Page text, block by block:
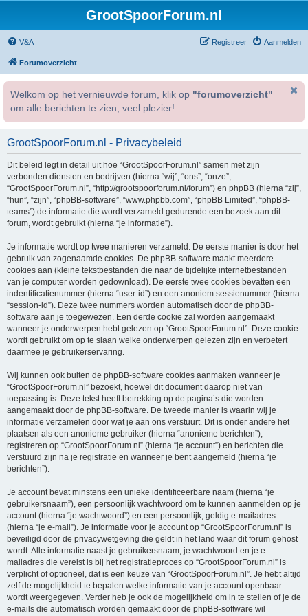
GrootSpoorForum.nl
V&A Aanmelden
Registreer
Forumoverzicht
Welkom op het vernieuwde forum, klik op "forumoverzicht"
om alle berichten te zien, veel plezier!
GrootSpoorForum.nl - Privacybeleid
Dit beleid legt in detail uit hoe “GrootSpoorForum.nl” samen met zijn
verbonden diensten en bedrijven (hierna “wij”, “ons”, “onze”,
“GrootSpoorForum.nl”, “http://grootspoorforum.nl/forum”) en phpBB (hierna “zij”,
“hun”, “zijn”, “phpBB-software”, “www.phpbb.com”, “phpBB Limited”, “phpBB-
teams”) de informatie die wordt verzameld gedurende een bezoek aan dit
forum, wordt gebruikt (hierna “je informatie”).
Je informatie wordt op twee manieren verzameld. De eerste manier is door het
gebruik van zogenaamde cookies. De phpBB-software maakt meerdere
cookies aan (kleine tekstbestanden die naar de tijdelijke internetbestanden
van je computer worden gedownload). De eerste twee cookies bevatten een
indentificatienummer (hierna “user-id”) en een anoniem sessienummer (hierna
“session-id”). Deze twee nummers worden automatisch door de phpBB-
software aan je toegewezen. Een derde cookie zal worden aangemaakt
wanneer je onderwerpen hebt gelezen op “GrootSpoorForum.nl”. Deze cookie
wordt gebruikt om op te slaan welke onderwerpen gelezen zijn en verbetert
daarmee je gebruikerservaring.
Wij kunnen ook buiten de phpBB-software cookies aanmaken wanneer je
“GrootSpoorForum.nl” bezoekt, hoewel dit document daarop niet van
toepassing is. Deze tekst heeft betrekking op de pagina’s die worden
aangemaakt door de phpBB-software. De tweede manier is waarin wij je
informatie verzamelen door wat je aan ons verstuurt. Dit is onder andere het
plaatsen als een anonieme gebruiker (hierna “anonieme berichten”),
registreren op “GrootSpoorForum.nl” (hierna “je account”) en berichten die
verstuurd zijn na je registratie en wanneer je bent aangemeld (hierna “je
berichten”).
Je account bevat minstens een unieke identificeerbare naam (hierna “je
gebruikersnaam”), een persoonlijk wachtwoord om te kunnen aanmelden op je
account (hierna “je wachtwoord”) en een persoonlijk, geldig e-mailadres
(hierna “je e-mail”). Je informatie voor je account op “GrootSpoorForum.nl” is
beveiligd door de privacywetgeving die geldt in het land waar dit forum gehost
wordt. Alle informatie naast je gebruikersnaam, je wachtwoord en je e-
mailadres die vereist is bij het registratieproces op “GrootSpoorForum.nl” is
verplicht of optioneel, dat is een keuze van “GrootSpoorForum.nl”. Je hebt altijd
zelf de mogelijkheid te bepalen welke informatie van je account openbaar
wordt weergegeven. Verder heb je ook de mogelijkheid om in te stellen of je de
e-mails die automatisch worden gemaakt door de phpBB-software wil